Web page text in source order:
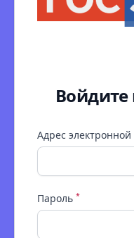
Войдите
Адрес
Пароль *